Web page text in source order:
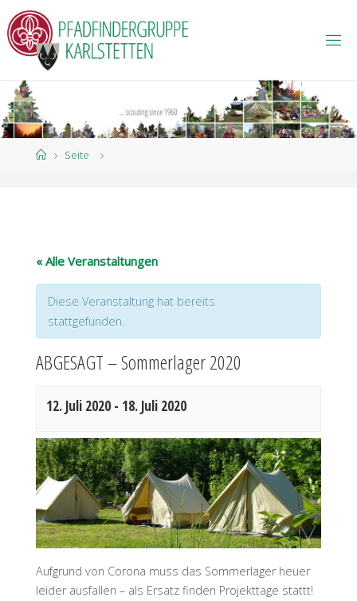
N
DER
TEN
HomeSeite
« Alle Veranstaltungen
Diese Veranstaltung hat bereits
stattgefunden.
ABGESAGT – Sommerlager 2020
12. Juli 2020- 18. Juli 2020
Aufgrund von Corona muss das Sommerlager heuer
leider ausfallen – als Ersatz finden Projekttage stattt!